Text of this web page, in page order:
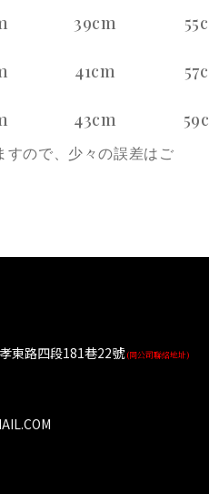
39cm
41cm
43cm
ので、少々の誤差はご
東路四段181巷22號(同公司聯絡地址)